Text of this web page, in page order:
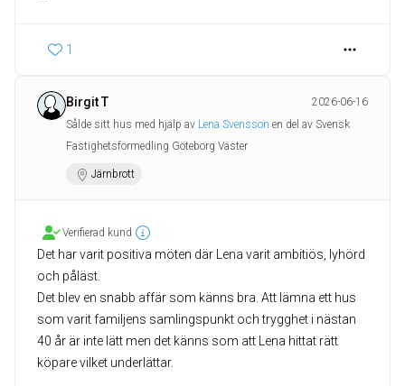
1
Birgit T
2026-06-16
Sålde sitt hus med hjälp av Lena Svensson en del av Svensk
Fastighetsförmedling Göteborg Väster
Järnbrott
Verifierad kund
Det har varit positiva möten där Lena varit ambitiös, lyhörd
och påläst.
Det blev en snabb affär som känns bra. Att lämna ett hus
som varit familjens samlingspunkt och trygghet i nästan
40 år är inte lätt men det känns som att Lena hittat rätt
köpare vilket underlättar.